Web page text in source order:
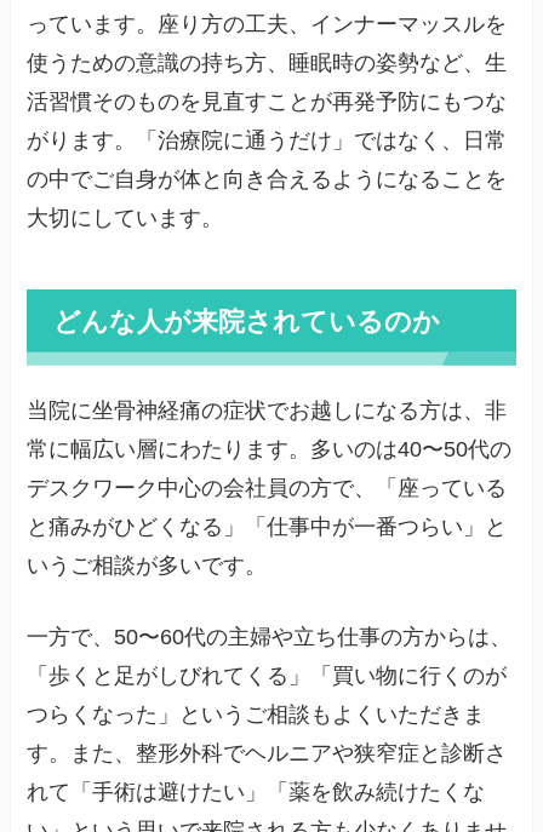
っています。座り方の工夫、インナーマッスルを
使うための意識の持ち方、睡眠時の姿勢など、生
活習慣そのものを見直すことが再発予防にもつな
がります。「治療院に通うだけ」ではなく、日常
の中でご自身が体と向き合えるようになることを
大切にしています。
どんな人が来院されているのか
当院に坐骨神経痛の症状でお越しになる方は、非
常に幅広い層にわたります。多いのは40〜50代の
デスクワーク中心の会社員の方で、「座っている
と痛みがひどくなる」「仕事中が一番つらい」と
いうご相談が多いです。
一方で、50〜60代の主婦や立ち仕事の方からは、
「歩くと足がしびれてくる」「買い物に行くのが
つらくなった」というご相談もよくいただきま
す。また、整形外科でヘルニアや狭窄症と診断さ
れて「手術は避けたい」「薬を飲み続けたくな